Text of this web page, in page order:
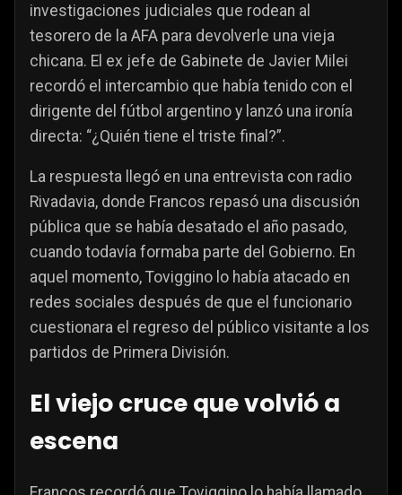
investigaciones judiciales que rodean al
tesorero de la AFA para devolverle una vieja
chicana. El ex jefe de Gabinete de Javier Milei
recordó el intercambio que había tenido con el
dirigente del fútbol argentino y lanzó una ironía
directa: “¿Quién tiene el triste final?”.
La respuesta llegó en una entrevista con radio
Rivadavia, donde Francos repasó una discusión
pública que se había desatado el año pasado,
cuando todavía formaba parte del Gobierno. En
aquel momento, Toviggino lo había atacado en
redes sociales después de que el funcionario
cuestionara el regreso del público visitante a los
partidos de Primera División.
El viejo cruce que volvió a
escena